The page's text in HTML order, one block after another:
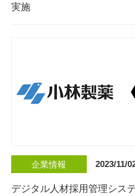
実施
企業情報 2023/11/
デジタル人材採用管理シス